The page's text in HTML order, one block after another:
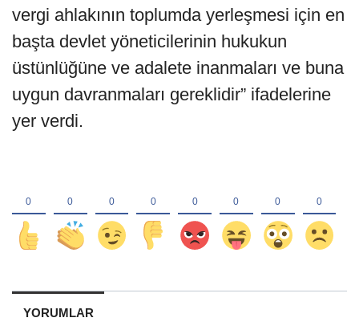
vergi ahlakının toplumda yerleşmesi için en
başta devlet yöneticilerinin hukukun
üstünlüğüne ve adalete inanmaları ve buna
uygun davranmaları gereklidir” ifadelerine
yer verdi.
YORUMLAR